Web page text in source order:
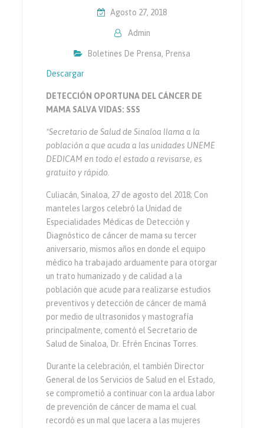
Agosto 27, 2018
Admin
Boletines De Prensa, Prensa
Descargar
DETECCIÓN OPORTUNA DEL CÁNCER DE
MAMA SALVA VIDAS: SSS
*Secretario de Salud de Sinaloa llama a la
población a que acuda a las unidades UNEME
DEDICAM en todo el estado a revisarse, es
gratuito y rápido.
Culiacán, Sinaloa, 27 de agosto del 2018; Con
manteles largos celebró la Unidad de
Especialidades Médicas de Detección y
Diagnóstico de cáncer de mama su tercer
aniversario, mismos años en donde el equipo
médico ha trabajado arduamente para otorgar
un trato humanizado y de calidad a la
población que acude para realizarse estudios
preventivos y detección de cáncer de mamá
por medio de ultrasonidos y mastografía
principalmente, comentó el Secretario de
Salud de Sinaloa, Dr. Efrén Encinas Torres.
Durante la celebración, el también Director
General de los Servicios de Salud en el Estado,
se comprometió a continuar con la ardua labor
de prevención de cáncer de mama el cual
recordó es un mal que lacera a las mujeres